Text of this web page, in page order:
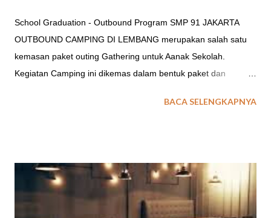
School Graduation - Outbound Program SMP 91 JAKARTA
OUTBOUND CAMPING DI LEMBANG merupakan salah satu
kemasan paket outing Gathering untuk Aanak Sekolah.
Kegiatan Camping ini dikemas dalam bentuk paket dan
Party / Program Kelulusan Sekolah. Farewell Party / Program
kegiatan outbound atau field trip ataupun kegiatan pelatihan
penerimaan siswa baru, opsi penginapan tenda menjadi salah
satu pilihan. Lalu dimanakan tempat outbound camping di
BACA SELENGKAPNYA